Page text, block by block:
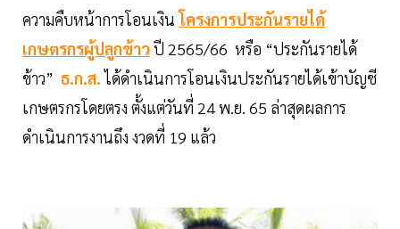
ความคืบหน้าการโอนเงินโครงการประกันรายได้
เกษตรกรผู้ปลูกข้าว ปี 2565/66 หรือ “ประกันรายได้
ข้าว” ธ.ก.ส.ได้ดำเนินการโอนเงินประกันรายได้เข้าบัญชี
เกษตรกรโดยตรง ตั้งแต่วันที่ 24 พ.ย. 65 ล่าสุดผลการ
ดำเนินการงานถึง งวดที่ 19 แล้ว